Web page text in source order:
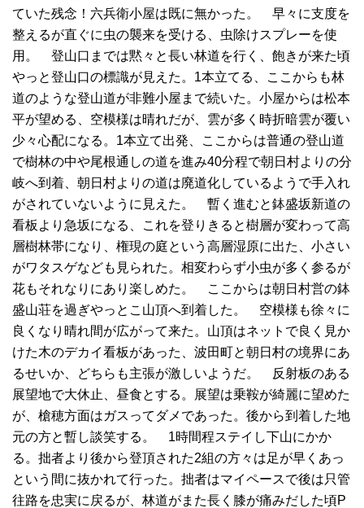
ていた残念！六兵衛小屋は既に無かった。 早々に支度を
整えるが直ぐに虫の襲来を受ける、虫除けスプレーを使
用。 登山口までは黙々と長い林道を行く、飽きが来た頃
やっと登山口の標識が見えた。1本立てる、ここからも林
道のような登山道が非難小屋まで続いた。小屋からは松本
平が望める、空模様は晴れだが、雲が多く時折暗雲が覆い
少々心配になる。1本立て出発、ここからは普通の登山道
で樹林の中や尾根通しの道を進み40分程で朝日村よりの分
岐へ到着、朝日村よりの道は廃道化しているようで手入れ
がされていないように見えた。 暫く進むと鉢盛坂新道の
看板より急坂になる、これを登りきると樹層が変わって高
層樹林帯になり、権現の庭という高層湿原に出た、小さい
がワタスゲなども見られた。相変わらず小虫が多く参るが
花もそれなりにあり楽しめた。 ここからは朝日村営の鉢
盛山荘を過ぎやっとこ山頂へ到着した。 空模様も徐々に
良くなり晴れ間が広がって来た。山頂はネットで良く見か
けた木のデカイ看板があった、波田町と朝日村の境界にあ
るせいか、どちらも主張が激しいようだ。 反射板のある
展望地で大休止、昼食とする。展望は乗鞍が綺麗に望めた
が、槍穂方面はガスってダメであった。後から到着した地
元の方と暫し談笑する。 1時間程ステイし下山にかか
る。拙者より後から登頂された2組の方々は足が早くあっ
という間に抜かれて行った。拙者はマイペースで後は只管
往路を忠実に戻るが、林道がまた長く膝が痛みだした頃P